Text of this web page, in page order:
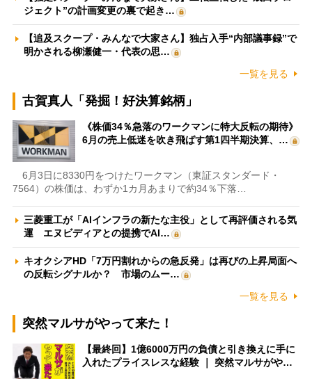
ジェクト”の計画変更の裏で起き…
【追及スクープ・みんなで大家さん】独占入手“内部議事録”で
明かされる柳瀬健一・代表の思…
一覧を見る
古賀真人「発掘！好決算銘柄」
《株価34％急落のワークマンに特大反転の期待》
6月の売上低迷を吹き飛ばす第1四半期決算、…
6月3日に8330円をつけたワークマン（東証スタンダード・
7564）の株価は、わずか1カ月あまりで約34％下落…
三菱重工が「AIインフラの新たな主役」として再評価される気
運 エヌビディアとの提携でAI…
キオクシアHD「7万円割れからの急反発」は再びの上昇局面へ
の反転シグナルか？ 市場のムー…
一覧を見る
突然マルサがやって来た！
【最終回】1億6000万円の負債と引き換えに手に
入れたプライスレスな経験 ｜ 突然マルサがや…